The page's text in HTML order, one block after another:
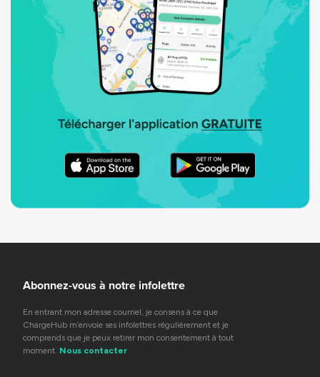
Abonnez-vous à notre infolettre
En entrant mon adresse courriel, je consens à ce que
ChargeHub m’envoie ses infolettres régulièrement et je
comprends que je peux retirer mon consentement à tout
moment. Nous contacter